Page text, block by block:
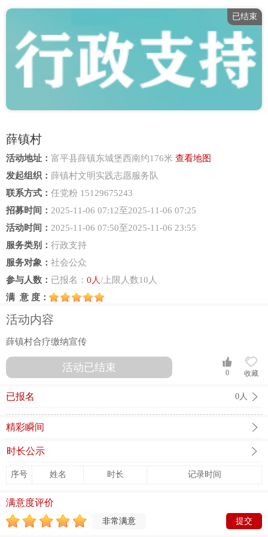
已结束
薛镇村
活动地址： 富平县薛镇东城堡西南约176米 查看地图
发起组织： 薛镇村文明实践志愿服务队
联系方式： 任党粉 15129675243
招募时间： 2025-11-06 07:12至2025-11-06 07:25
活动时间： 2025-11-06 07:50至2025-11-06 23:55
服务类别： 行政支持
服务对象： 社会公众
参与人数： 已报名： 0人/上限人数10人
满 意 度：
活动内容
薛镇村合疗缴纳宣传
活动已结束 收藏
0
已报名 0人
精彩瞬间
时长公示
序号 姓名 时长 记录时间
满意度评价
非常满意